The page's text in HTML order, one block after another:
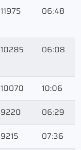
11975 06:48
10285 06:08
10070
10:06
9220
06:29
9215 07:36